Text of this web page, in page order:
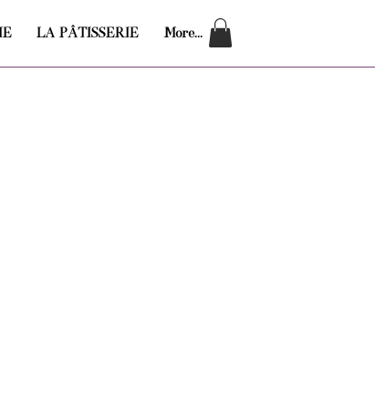
LA PÂTISSERIE More...